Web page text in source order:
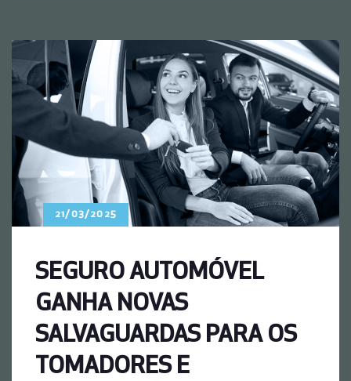
21/03/2025
SEGURO AUTOMÓVEL
GANHA NOVAS
SALVAGUARDAS PARA OS
TOMADORES E